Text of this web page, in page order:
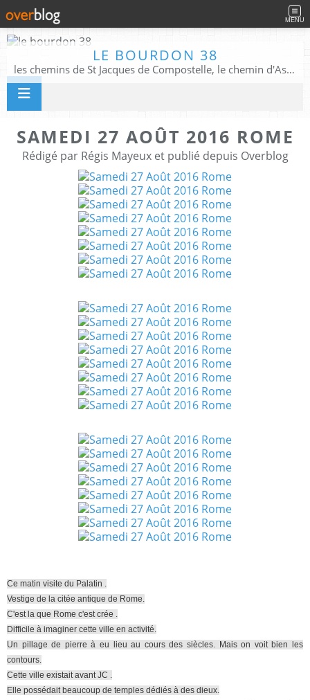
MENU
LE BOURDON 38
les chemins de St Jacques de Compostelle, le chemin d'Assise, La Voie Francigena, et autres chemins ........
SAMEDI 27 AOÛT 2016 ROME
Rédigé par Régis Mayeux et publié depuis Overblog
Ce matin visite du Palatin .
Vestige de la citée antique de Rome.
C'est la que Rome c'est crée .
Difficile à imaginer cette ville en activité.
Un pillage de pierre à eu lieu au cours des siècles. Mais on voit bien les
contours.
Cette ville existait avant JC .
Elle possédait beaucoup de temples dédiés à des dieux.